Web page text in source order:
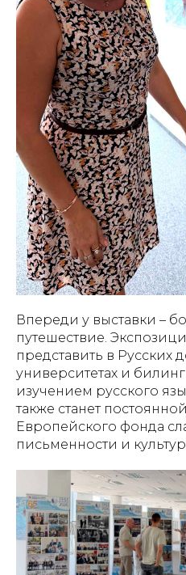
Впереди у выставки –
путешествие.
представить в Русских
университетах и
изучением русского
также станет
Европейского фонда
письменности и